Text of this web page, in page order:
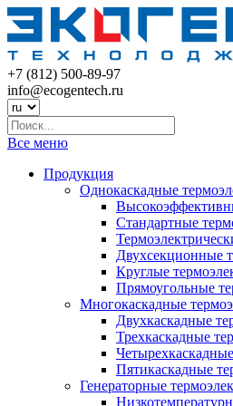
+7 (812) 500-89-97
info@ecogеntech.ru
Все меню
Продукция
Однокаскадные
Стандартные
Двухсекционные
Круглые
Прямоугольные
Многокаскадные
Двухкаскадные
Трехкаскадные
Пятикаскадные
Генераторные